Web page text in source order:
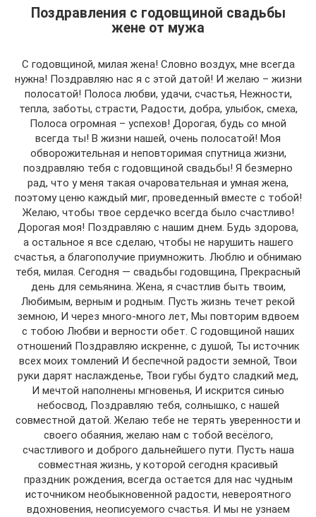
Поздравления с годовщиной свадьбы
жене от мужа
С годовщиной, милая жена! Словно воздух, мне всегда
нужна! Поздравляю нас я с этой датой! И желаю – жизни
полосатой! Полоса любви, удачи, счастья, Нежности,
тепла, заботы, страсти, Радости, добра, улыбок, смеха,
Полоса огромная – успехов! Дорогая, будь со мной
всегда ты! В жизни нашей, очень полосатой! Моя
обворожительная и неповторимая спутница жизни,
поздравляю тебя с годовщиной свадьбы! Я безмерно
рад, что у меня такая очаровательная и умная жена,
поэтому ценю каждый миг, проведенный вместе с тобой!
Желаю, чтобы твое сердечко всегда было счастливо!
Дорогая моя! Поздравляю с нашим днем. Будь здорова,
а остальное я все сделаю, чтобы не нарушить нашего
счастья, а благополучие приумножить. Люблю и обнимаю
тебя, милая. Сегодня — свадьбы годовщина, Прекрасный
день для семьянина. Жена, я счастлив быть твоим,
Любимым, верным и родным. Пусть жизнь течет рекой
земною, И через много-много лет, Мы повторим вдвоем
с тобою Любви и верности обет. С годовщиной наших
отношений Поздравляю искренне, с душой, Ты источник
всех моих томлений И беспечной радости земной, Твои
руки дарят наслажденье, Твои губы будто сладкий мед,
И мечтой наполнены мгновенья, И искрится синью
небосвод, Поздравляю тебя, солнышко, с нашей
совместной датой. Желаю тебе не терять уверенности и
своего обаяния, желаю нам с тобой весёлого,
счастливого и доброго дальнейшего пути. Пусть наша
совместная жизнь, у которой сегодня красивый
праздник рождения, всегда остается для нас чудным
источником необыкновенной радости, невероятного
вдохновения, неописуемого счастья. И мы не узнаем